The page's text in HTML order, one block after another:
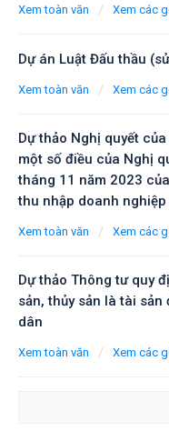
Xem toàn văn / Xem các
Dự án Luật Đấu thầu
Xem toàn văn / Xem các
Dự thảo Nghị quyết
một số điều của Nghị
tháng 11 năm 2023
thu nhập doanh
Xem toàn văn / Xem các
Dự thảo Thông tư quy
sản, thủy sản là tài
dân
Xem toàn văn / Xem các